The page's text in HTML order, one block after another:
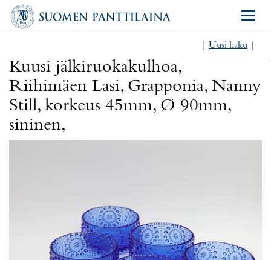
Uusi haku
Kuusi jälkiruokakulhoa,
Riihimäen Lasi, Grapponia, Nanny
Still, korkeus 45mm, Ø 90mm,
sininen,